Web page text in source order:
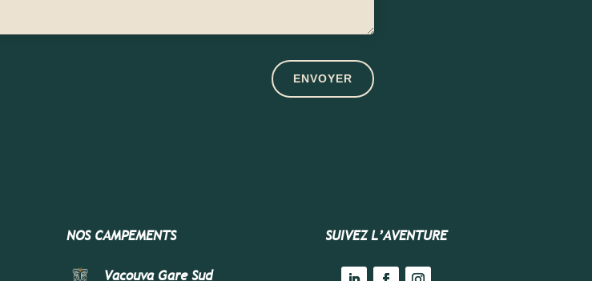
ENVOYER
NOS CAMPEMENTS
Vacouva Gare Sud
SUIVEZ L’AVENTURE